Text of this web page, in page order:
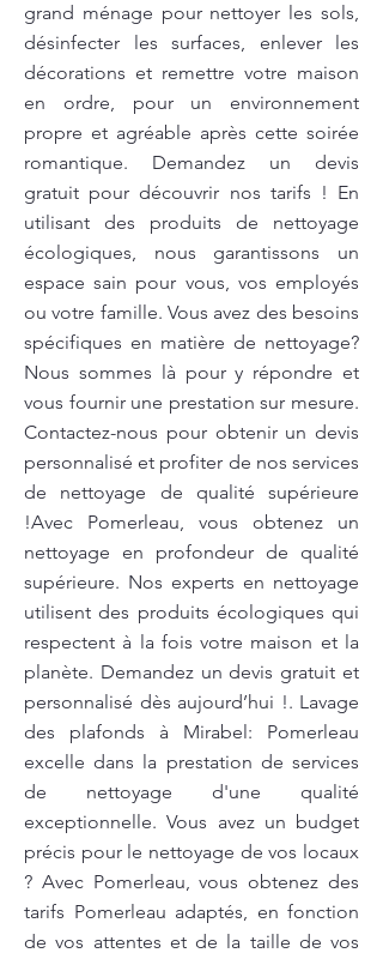
grand ménage pour nettoyer les sols,
désinfecter les surfaces, enlever les
décorations et remettre votre maison
en ordre, pour un environnement
propre et agréable après cette soirée
romantique. Demandez un devis
gratuit pour découvrir nos tarifs ! En
utilisant des produits de nettoyage
écologiques, nous garantissons un
espace sain pour vous, vos employés
ou votre famille. Vous avez des besoins
spécifiques en matière de nettoyage?
Nous sommes là pour y répondre et
vous fournir une prestation sur mesure.
Contactez-nous pour obtenir un devis
personnalisé et profiter de nos services
de nettoyage de qualité supérieure
!Avec Pomerleau, vous obtenez un
nettoyage en profondeur de qualité
supérieure. Nos experts en nettoyage
utilisent des produits écologiques qui
respectent à la fois votre maison et la
planète. Demandez un devis gratuit et
personnalisé dès aujourd’hui !. Lavage
des plafonds à Mirabel: Pomerleau
excelle dans la prestation de services
de nettoyage d'une qualité
exceptionnelle. Vous avez un budget
précis pour le nettoyage de vos locaux
? Avec Pomerleau, vous obtenez des
tarifs Pomerleau adaptés, en fonction
de vos attentes et de la taille de vos